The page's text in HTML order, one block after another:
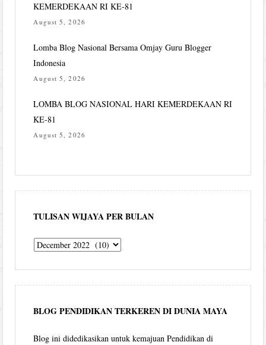
KEMERDEKAAN RI KE-81
August 5, 2026
Lomba Blog Nasional Bersama Omjay Guru Blogger
Indonesia
August 5, 2026
LOMBA BLOG NASIONAL HARI KEMERDEKAAN RI
KE-81
August 5, 2026
TULISAN WIJAYA PER BULAN
Tulisan
per
bulan
BLOG PENDIDIKAN TERKEREN DI DUNIA MAYA
Blog ini didedikasikan untuk kemajuan Pendidikan di